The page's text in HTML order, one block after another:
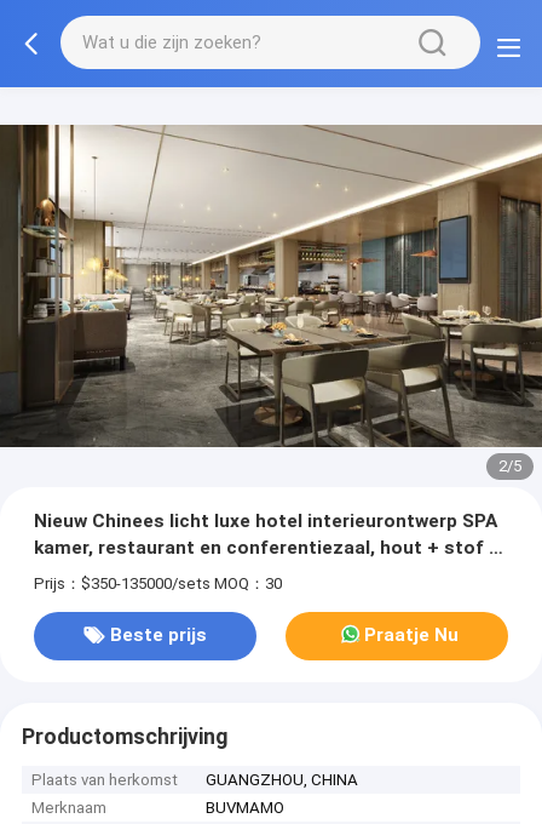
3/5
Nieuw Chinees licht luxe hotel interieurontwerp SPA
kamer, restaurant en conferentiezaal, hout + stof +
marmeren materiaal, ORIENTAAL TINK & HOLLOW
Prijs：$350-135000/sets MOQ：30
Beste prijs Praatje Nu
Productomschrijving
Plaats van herkomst
GUANGZHOU, CHINA
Merknaam
BUVMAMO